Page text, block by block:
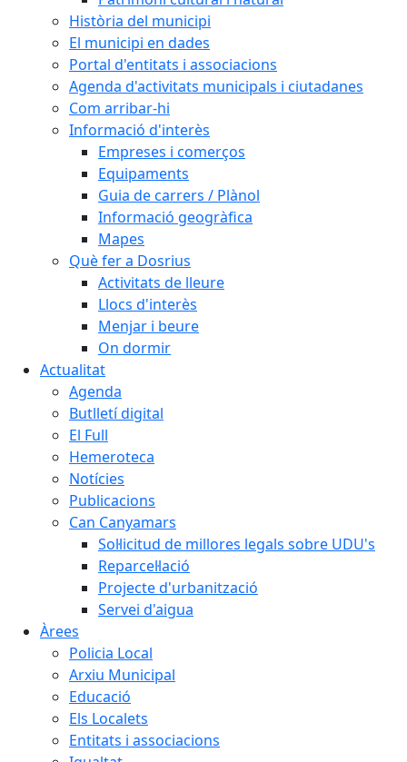
Història del municipi
El municipi en dades
Portal d'entitats i associacions
Agenda d'activitats municipals i ciutadanes
Com arribar-hi
Informació d'interès
Empreses i comerços
Equipaments
Guia de carrers / Plànol
Informació geogràfica
Mapes
Què fer a Dosrius
Activitats de lleure
Llocs d'interès
Menjar i beure
On dormir
Actualitat
Agenda
Butlletí digital
El Full
Hemeroteca
Notícies
Publicacions
Can Canyamars
Sol·licitud de millores legals sobre UDU's
Reparcel·lació
Projecte d'urbanització
Servei d'aigua
Àrees
Policia Local
Arxiu Municipal
Educació
Els Localets
Entitats i associacions